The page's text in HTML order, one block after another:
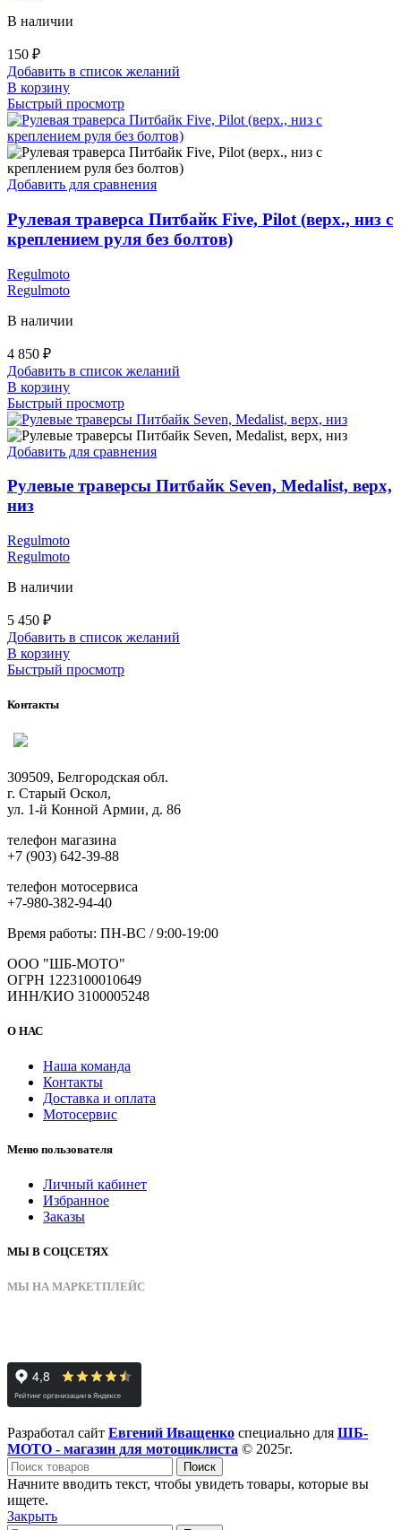
В наличии
150 ₽
Добавить в список желаний
В корзину
Быстрый просмотр
Добавить для сравнения
Рулевая траверса Питбайк Five, Pilot (верх., низ с
креплением руля без болтов)
Regulmoto
Regulmoto
В наличии
4 850 ₽
Добавить в список желаний
В корзину
Быстрый просмотр
Добавить для сравнения
Рулевые траверсы Питбайк Seven, Medalist, верх,
низ
Regulmoto
Regulmoto
В наличии
5 450 ₽
Добавить в список желаний
В корзину
Быстрый просмотр
Контакты
309509, Белгородская обл.
г. Старый Оскол,
ул. 1-й Конной Армии, д. 86
телефон магазина
+7 (903) 642-39-88
телефон мотосервиса
+7-980-382-94-40
Время работы: ПН-ВС / 9:00-19:00
ООО "ШБ-МОТО"
ОГРН 1223100010649
ИНН/КИО 3100005248
О НАС
Наша команда
Контакты
Доставка и оплата
Мотосервис
Меню пользователя
Личный кабинет
Избранное
Заказы
МЫ В СОЦСЕТЯХ
МЫ НА МАРКЕТПЛЕЙС
Разработал сайт Евгений Иващенко специально для ШБ-
МОТО - магазин для мотоциклиста © 2025г.
Поиск
Начните вводить текст, чтобы увидеть товары, которые вы
ищете.
Закрыть